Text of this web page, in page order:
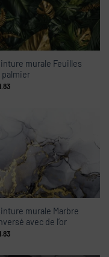
murale Feuilles
palmier
murale Marbre
avec de l’or